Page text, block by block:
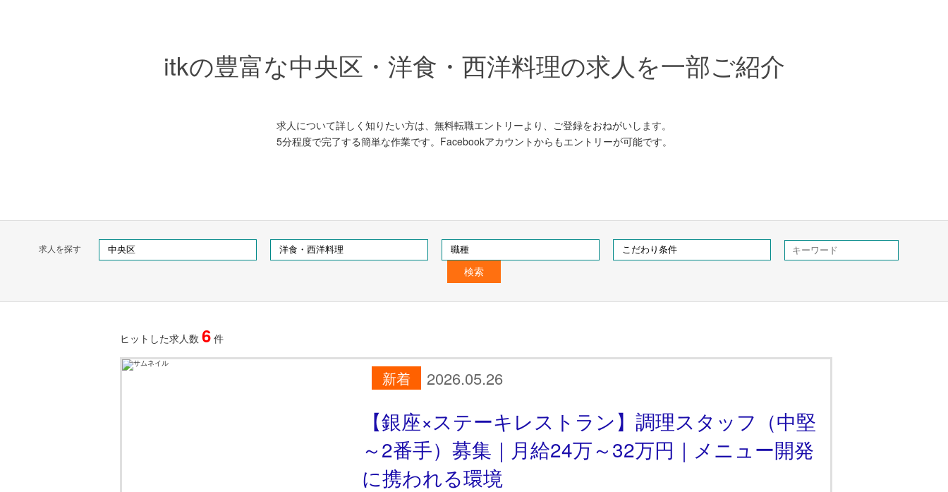
itkの豊富な中央区・洋食・西洋料理の求人を一部ご紹介
求人について詳しく知りたい方は、無料転職エントリーより、ご登録をおねがいします。
5分程度で完了する簡単な作業です。Facebookアカウントからもエントリーが可能です。
求人を探す
ヒットした求人数 6 件
新着 2026.05.26
【銀座×ステーキレストラン】調理スタッフ（中堅
～2番手）募集｜月給24万～32万円｜メニュー開発
に携われる環境